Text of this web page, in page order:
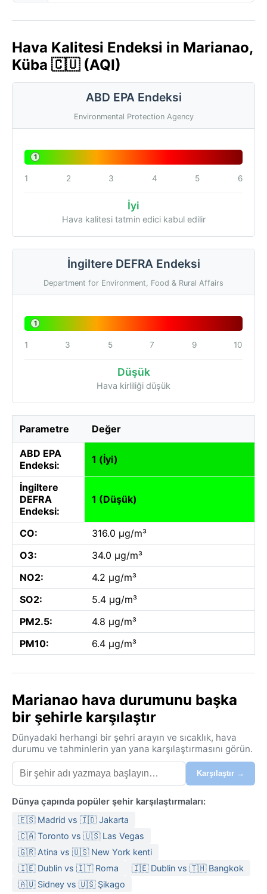
Hava Kalitesi Endeksi in Marianao,
Küba 🇨🇺 (AQI)
ABD EPA Endeksi
Environmental Protection Agency
1
1 2 3 4 5 6
İyi
Hava kalitesi tatmin edici kabul edilir
İngiltere DEFRA Endeksi
Department for Environment, Food & Rural Affairs
1
1 3 5 7 9 10
Düşük
Hava kirliliği düşük
Parametre Değer
ABD EPA
Endeksi:
1 (İyi)
İngiltere
DEFRA
Endeksi:
1 (Düşük)
CO:
316.0 µg/m³
O3:
34.0 µg/m³
NO2:
4.2 µg/m³
SO2:
5.4 µg/m³
PM2.5:
4.8 µg/m³
PM10:
6.4 µg/m³
Marianao hava durumunu başka
bir şehirle karşılaştır
Dünyadaki herhangi bir şehri arayın ve sıcaklık, hava
durumu ve tahminlerin yan yana karşılaştırmasını görün.
Karşılaştır →
Dünya çapında popüler şehir karşılaştırmaları:
🇪🇸 Madrid vs 🇮🇩 Jakarta
🇨🇦 Toronto vs 🇺🇸 Las Vegas
🇬🇷 Atina vs 🇺🇸 New York kenti
🇮🇪 Dublin vs 🇮🇹 Roma
🇮🇪 Dublin vs 🇹🇭 Bangkok
🇦🇺 Sidney vs 🇺🇸 Şikago